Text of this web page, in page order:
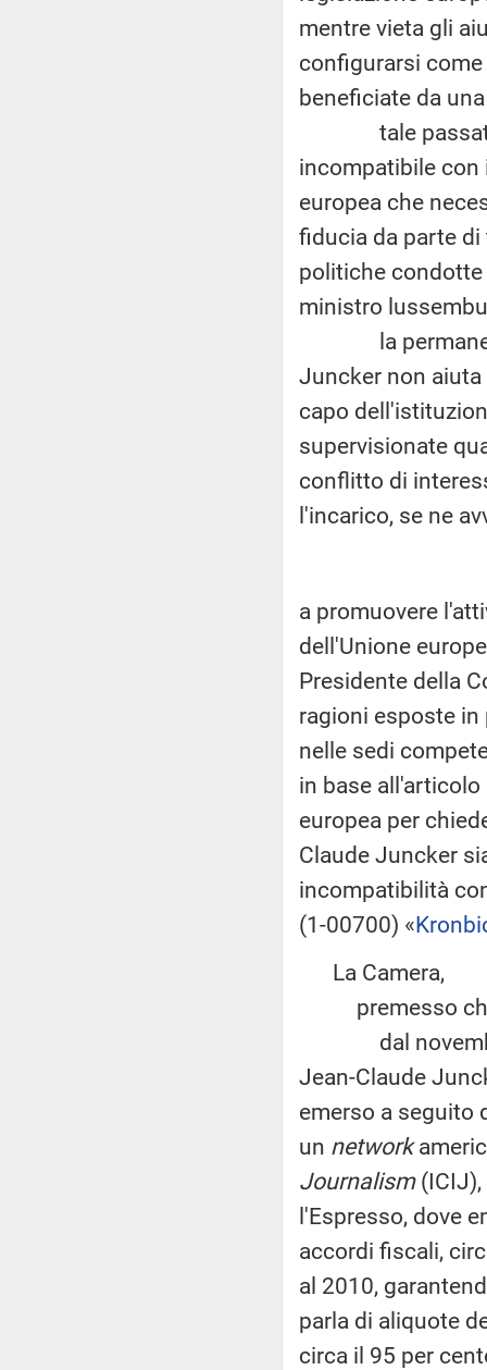
mentre vieta gli
configurarsi
beneficiate da
tale passato
incompatibile con
europea che
fiducia da parte
politiche
ministro
la permanenza
Juncker non aiuta
capo
supervisionate
conflitto di
l'incarico, se ne
a promuovere
dell'Unione
Presidente della
ragioni esposte
nelle sedi
in base
europea per
Claude Juncker
incompatibilità
(1-00700) «
La Camera,
premesso
dal novembre
Jean-Claude
emerso a seguito
un network
Journalism(ICIJ),
l'Espresso, dove
accordi fiscali,
al 2010,
parla di aliquote
circa il 95 per